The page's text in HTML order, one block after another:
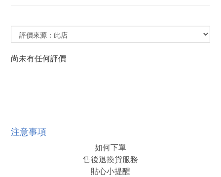
尚未有任何評價
注意事項
如何下單
售後退換貨服務
貼心小提醒